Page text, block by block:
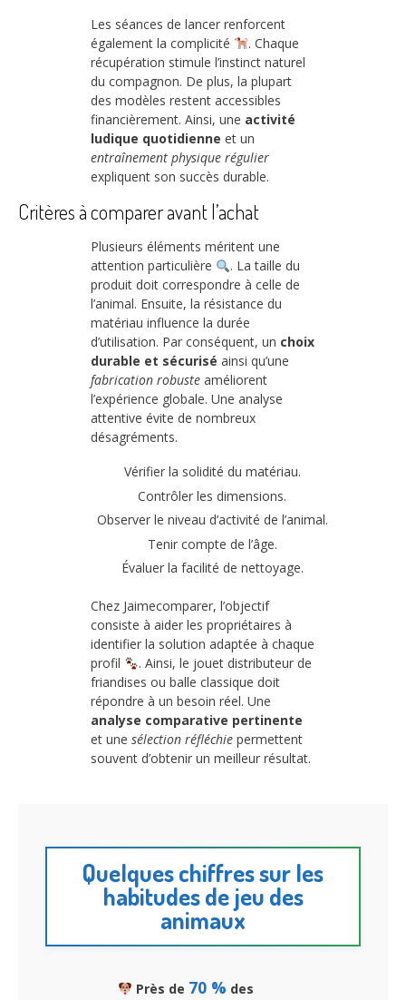
Les séances de lancer renforcent
également la complicité
. Chaque
récupération stimule l’instinct naturel
du compagnon. De plus, la plupart
des modèles restent accessibles
financièrement. Ainsi, une activité
ludique quotidienne et un
entraînement physique régulier
expliquent son succès durable.
Critères à comparer avant l’achat
Plusieurs éléments méritent une
attention particulière
. La taille du
produit doit correspondre à celle de
l’animal. Ensuite, la résistance du
matériau influence la durée
d’utilisation. Par conséquent, un choix
durable et sécurisé ainsi qu’une
fabrication robuste améliorent
l’expérience globale. Une analyse
attentive évite de nombreux
désagréments.
Vérifier la solidité du matériau.
Contrôler les dimensions.
Observer le niveau d’activité de l’animal.
Tenir compte de l’âge.
Évaluer la facilité de nettoyage.
Chez Jaimecomparer, l’objectif
consiste à aider les propriétaires à
identifier la solution adaptée à chaque
profil
. Ainsi, le jouet distributeur de
friandises ou balle classique doit
répondre à un besoin réel. Une
analyse comparative pertinente
et une sélection réfléchie permettent
souvent d’obtenir un meilleur résultat.
Quelques chiffres sur les
habitudes de jeu des
animaux
Près de 70 % des